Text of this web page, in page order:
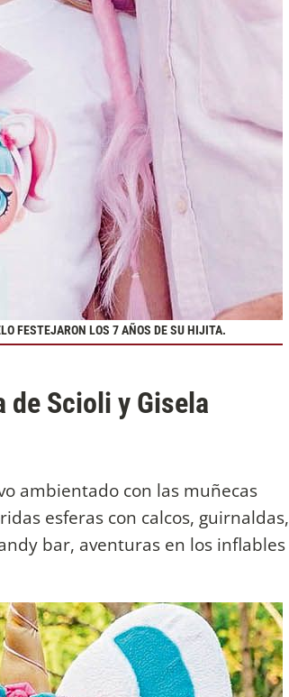
FESTEJARON LOS 7 AÑOS DE SU HIJITA.
de Scioli y Gisela
ambientado con las muñecas
esferas con calcos, guirnaldas,
bar, aventuras en los inflables